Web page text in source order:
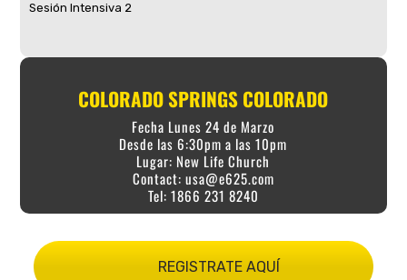
Sesión Intensiva 2
COLORADO SPRINGS COLORADO
Fecha Lunes 24 de Marzo
Desde las 6:30pm a las 10pm
Lugar: New Life Church
Contact: usa@e625.com
Tel: 1866 231 8240
REGISTRATE AQUÍ